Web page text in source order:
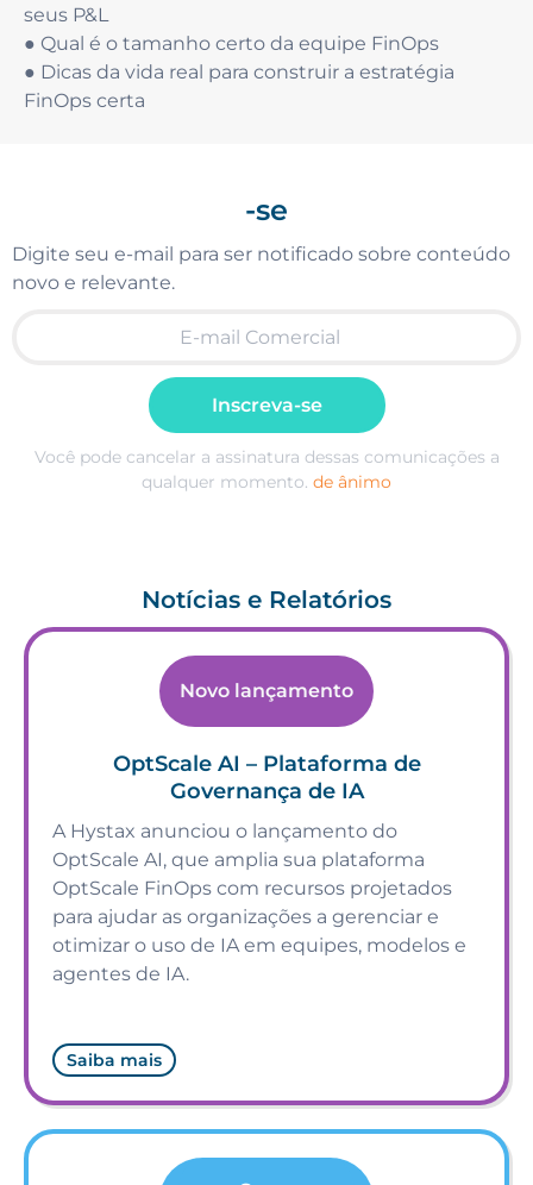
seus P&L
● Qual é o tamanho certo da equipe FinOps
● Dicas da vida real para construir a estratégia
FinOps certa
-se
Digite seu e-mail para ser notificado sobre conteúdo
novo e relevante.
Inscreva-se
Você pode cancelar a assinatura dessas comunicações a
qualquer momento. de ânimo
Notícias e Relatórios
Novo lançamento
OptScale AI – Plataforma de
Governança de IA
A Hystax anunciou o lançamento do
OptScale AI, que amplia sua plataforma
OptScale FinOps com recursos projetados
para ajudar as organizações a gerenciar e
otimizar o uso de IA em equipes, modelos e
agentes de IA.
Saiba mais